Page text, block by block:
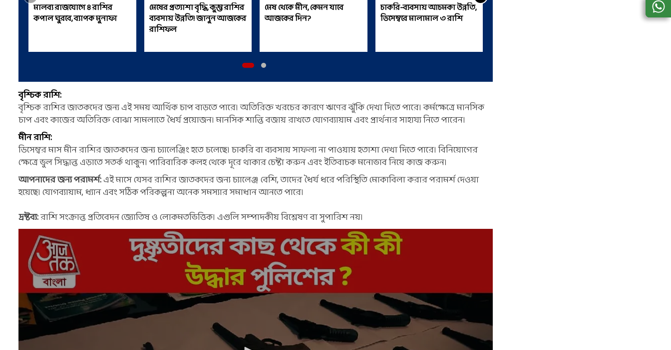
মালব্য রাজযোগে ৪ রাশির
কপাল ঘুরবে, ব্যাপক মুনাফা
মেষের প্রত্যাশা বৃদ্ধি, কুম্ভ রাশির
ব্যবসায় উন্নতি! জানুন আজকের
রাশিফল
মেষ থেকে মীন, কেমন যাবে
আজকের দিন?
চাকরি-ব্যবসায় আচমকা উন্নতি,
ডিসেম্বরে মালামাল ৩ রাশি
বৃশ্চিক রাশি:
বৃশ্চিক রাশির জাতকদের জন্য এই সময় আর্থিক চাপ বাড়তে পারে। অতিরিক্ত খরচের কারণে ঋণের ঝুঁকি দেখা দিতে পারে। কর্মক্ষেত্রে মানসিক
চাপ এবং কাজের অতিরিক্ত বোঝা সামলাতে ধৈর্য প্রয়োজন। মানসিক শান্তি বজায় রাখতে যোগব্যায়াম এবং প্রার্থনার সাহায্য নিতে পারেন।
মীন রাশি:
ডিসেম্বর মাস মীন রাশির জাতকদের জন্য চ্যালেঞ্জিং হতে চলেছে। চাকরি বা ব্যবসায় সাফল্য না পাওয়ায় হতাশা দেখা দিতে পারে। বিনিয়োগের
ক্ষেত্রে ভুল সিদ্ধান্ত এড়াতে সতর্ক থাকুন। পারিবারিক কলহ থেকে দূরে থাকার চেষ্টা করুন এবং ইতিবাচক মনোভাব নিয়ে কাজ করুন।
আপনাদের জন্য পরামর্শ:এই মাসে যেসব রাশির জাতকদের জন্য চ্যালেঞ্জ বেশি, তাদের ধৈর্য ধরে পরিস্থিতি মোকাবিলা করার পরামর্শ দেওয়া
হয়েছে। যোগব্যায়াম, ধ্যান এবং সঠিক পরিকল্পনা অনেক সমস্যার সমাধান আনতে পারে।
দ্রষ্টব্য:রাশি সংক্রান্ত প্রতিবেদন জ্যোতিষ ও লোকমতভিত্তিক। এগুলি সম্পাদকীয় বিশ্লেষণ বা সুপারিশ নয়।